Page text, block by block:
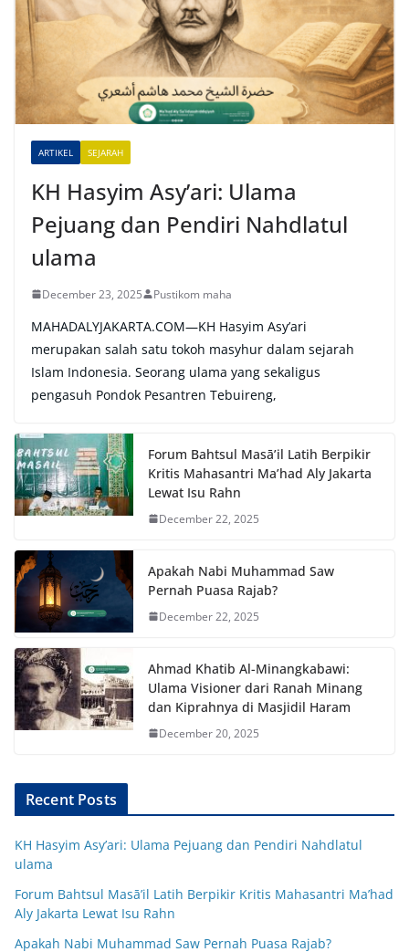
t
v
ARTIKEL SEJARAH
KH Hasyim Asy’ari: Ulama
Pejuang dan Pendiri Nahdlatul
ulama
December 23, 2025 Pustikom maha
MAHADALYJAKARTA.COM—KH Hasyim Asy’ari
merupakan salah satu tokoh masyhur dalam sejarah
Islam Indonesia. Seorang ulama yang sekaligus
pengasuh Pondok Pesantren Tebuireng,
Forum Bahtsul Masā’il Latih Berpikir
Kritis Mahasantri Ma’had Aly Jakarta
Lewat Isu Rahn
December 22, 2025
Apakah Nabi Muhammad Saw
Pernah Puasa Rajab?
December 22, 2025
Ahmad Khatib Al-Minangkabawi:
Ulama Visioner dari Ranah Minang
dan Kiprahnya di Masjidil Haram
December 20, 2025
Recent Posts
KH Hasyim Asy’ari: Ulama Pejuang dan Pendiri Nahdlatul
ulama
Forum Bahtsul Masā’il Latih Berpikir Kritis Mahasantri Ma’had
Aly Jakarta Lewat Isu Rahn
Apakah Nabi Muhammad Saw Pernah Puasa Rajab?